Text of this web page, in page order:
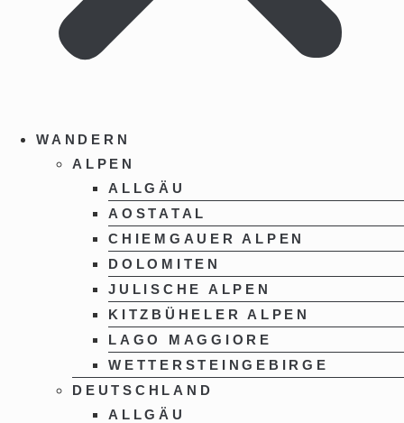
WANDERN
ALPEN
ALLGÄU
AOSTATAL
CHIEMGAUER ALPEN
DOLOMITEN
JULISCHE ALPEN
KITZBÜHELER ALPEN
LAGO MAGGIORE
WETTERSTEINGEBIRGE
DEUTSCHLAND
ALLGÄU